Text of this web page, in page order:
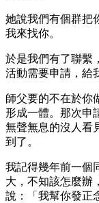
她說我們有個群把
我來找你。
於是我們有了聯繫
活動需要申請，
師父要的不在於你
形成一體。那次申
無聲無息的沒人看
到了。
我記得幾年前一個
大，不知該怎麼辦
說：「我幫你發正